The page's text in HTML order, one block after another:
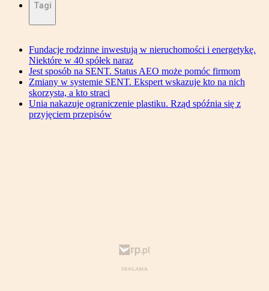
Tagi
Fundacje rodzinne inwestują w nieruchomości i energetykę.
Niektóre w 40 spółek naraz
Jest sposób na SENT. Status AEO może pomóc firmom
Zmiany w systemie SENT. Ekspert wskazuje kto na nich
skorzysta, a kto straci
Unia nakazuje ograniczenie plastiku. Rząd spóźnia się z
przyjęciem przepisów